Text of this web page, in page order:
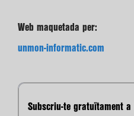
Web maquetada per:
unmon-informatic.com
Subscriu-te gratuïtament a